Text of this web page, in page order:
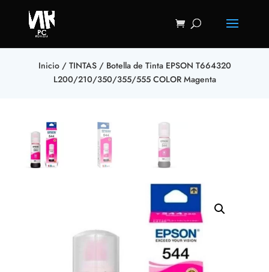
Inicio/ TINTAS/ Botella de Tinta EPSON T664320
L200/210/350/355/555 COLOR Magenta